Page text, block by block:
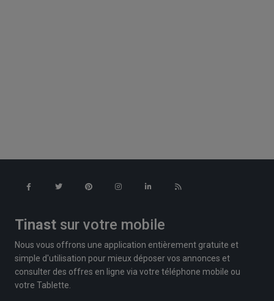
Tinast sur votre mobile
Nous vous offrons une application entièrement gratuite et
simple d'utilisation pour mieux déposer vos annonces et
consulter des offres en ligne via votre téléphone mobile ou
votre Tablette.